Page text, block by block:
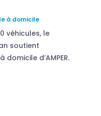
à domicile
véhicules, le
soutient
d’AMPER.